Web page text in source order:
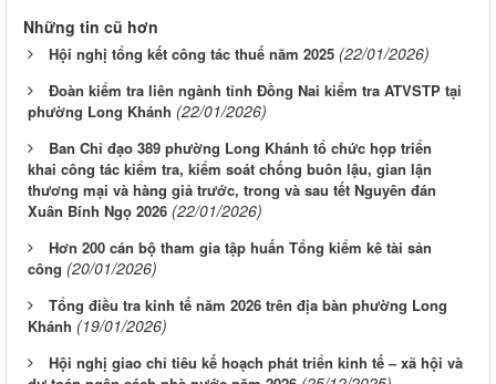
Những tin cũ hơn
Hội nghị tổng kết công tác thuế năm 2025 (22/01/2026)
Đoàn kiểm tra liên ngành tỉnh Đồng Nai kiểm tra ATVSTP tại
phường Long Khánh (22/01/2026)
Ban Chỉ đạo 389 phường Long Khánh tổ chức họp triển
khai công tác kiểm tra, kiểm soát chống buôn lậu, gian lận
thương mại và hàng giả trước, trong và sau tết Nguyên đán
Xuân Bính Ngọ 2026 (22/01/2026)
Hơn 200 cán bộ tham gia tập huấn Tổng kiểm kê tài sản
công (20/01/2026)
Tổng điều tra kinh tế năm 2026 trên địa bàn phường Long
Khánh (19/01/2026)
Hội nghị giao chỉ tiêu kế hoạch phát triển kinh tế – xã hội và